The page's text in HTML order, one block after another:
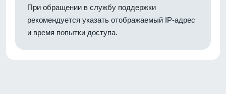
При обращении в службу поддержки
рекомендуется указать отображаемый IP-адрес
и время попытки доступа.